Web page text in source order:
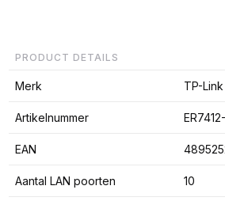
PRODUCT DETAILS
Merk TP-Link
Artikelnummer
EAN
Aantal LAN poorten 10